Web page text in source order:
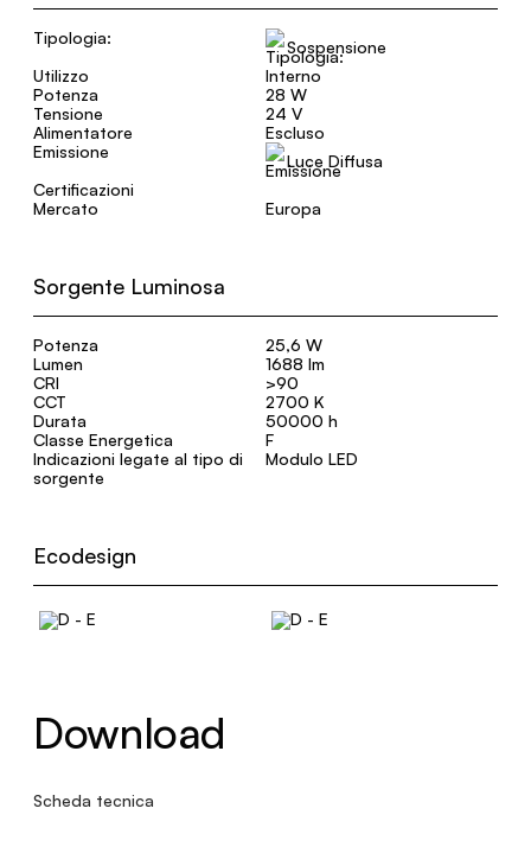
Tipologia:
Sospensione
Utilizzo
Interno
Potenza
28 W
Tensione
24 V
Alimentatore
Escluso
Emissione
Luce Diffusa
Certificazioni
Mercato
Europa
Sorgente Luminosa
Potenza
25,6 W
Lumen
1688 lm
CRI
>90
CCT
2700 K
Durata
50000 h
Classe Energetica
F
Indicazioni legate al tipo di
sorgente
Modulo LED
Ecodesign
Download
Scheda tecnica